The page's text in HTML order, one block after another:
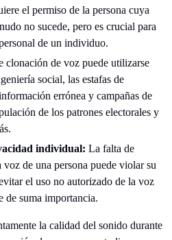
el permiso de la persona cuya
no sucede, pero es crucial para
de un individuo.
clonación de voz puede utilizarse
social, las estafas de
errónea y campañas de
de los patrones electorales y
individual: La falta de
de una persona puede violar su
el uso no autorizado de la voz
de suma importancia.